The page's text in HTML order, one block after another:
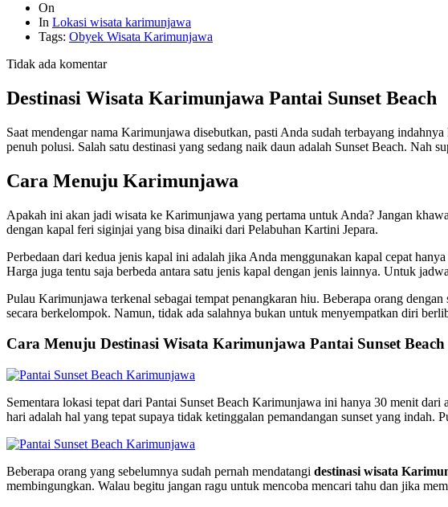
On
In Lokasi wisata karimunjawa
Tags: Obyek Wisata Karimunjawa
Tidak ada komentar
Destinasi Wisata Karimunjawa Pantai Sunset Beach
Saat mendengar nama Karimunjawa disebutkan, pasti Anda sudah terbayang
penuh polusi. Salah satu destinasi yang sedang naik daun adalah Sunset Beach. Nah
Cara Menuju Karimunjawa
Apakah ini akan jadi wisata ke Karimunjawa yang pertama untuk Anda? Jangan
dengan kapal feri siginjai yang bisa dinaiki dari Pelabuhan Kartini Jepara.
Perbedaan dari kedua jenis kapal ini adalah jika Anda menggunakan kapal cepat
Harga juga tentu saja berbeda antara satu jenis kapal dengan jenis lainnya. Untuk
Pulau Karimunjawa terkenal sebagai tempat penangkaran hiu. Beberapa orang
secara berkelompok. Namun, tidak ada salahnya bukan untuk menyempatkan diri
Cara Menuju Destinasi Wisata Karimunjawa Pantai Sunset Beach
Sementara lokasi tepat dari Pantai Sunset Beach Karimunjawa ini hanya 30 menit
hari adalah hal yang tepat supaya tidak ketinggalan pemandangan sunset yang
Beberapa orang yang sebelumnya sudah pernah mendatangi destinasi wisata
membingungkan. Walau begitu jangan ragu untuk mencoba mencari tahu dan jika